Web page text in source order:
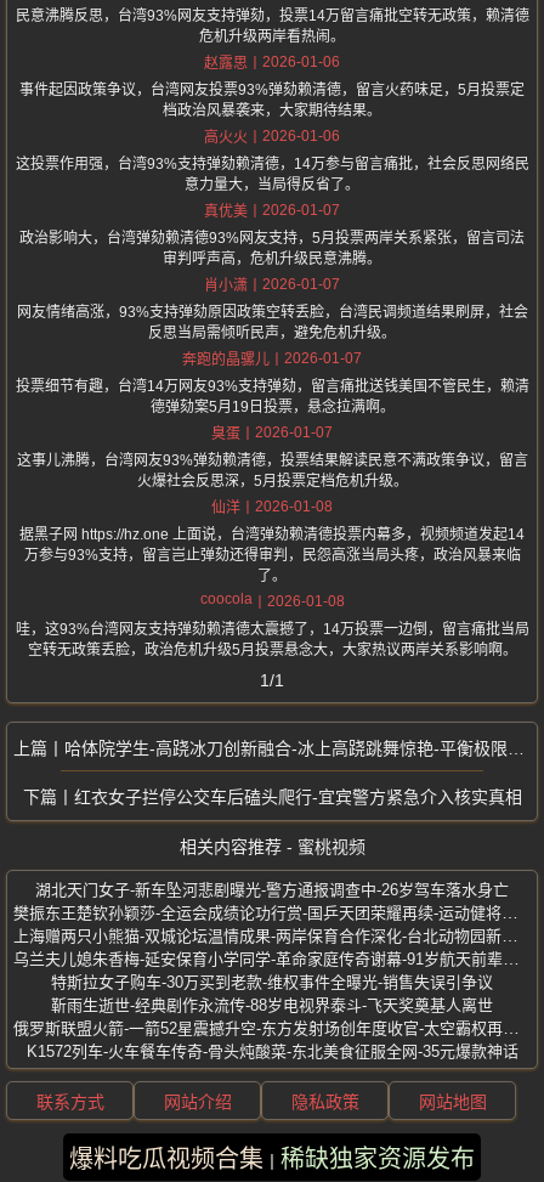
民意沸腾反思，台湾93%网友支持弹劾，投票14万留言痛批空转无政策，赖清德
危机升级两岸看热闹。
赵露思
2026-01-06
事件起因政策争议，台湾网友投票93%弹劾赖清德，留言火药味足，5月投票定
档政治风暴袭来，大家期待结果。
高火火
2026-01-06
这投票作用强，台湾93%支持弹劾赖清德，14万参与留言痛批，社会反思网络民
意力量大，当局得反省了。
真优美
2026-01-07
政治影响大，台湾弹劾赖清德93%网友支持，5月投票两岸关系紧张，留言司法
审判呼声高，危机升级民意沸腾。
肖小潇
2026-01-07
网友情绪高涨，93%支持弹劾原因政策空转丢脸，台湾民调频道结果刷屏，社会
反思当局需倾听民声，避免危机升级。
奔跑的晶骡儿
2026-01-07
投票细节有趣，台湾14万网友93%支持弹劾，留言痛批送钱美国不管民生，赖清
德弹劾案5月19日投票，悬念拉满啊。
臭蛋
2026-01-07
这事儿沸腾，台湾网友93%弹劾赖清德，投票结果解读民意不满政策争议，留言
火爆社会反思深，5月投票定档危机升级。
仙洋
2026-01-08
据黑子网 https://hz.one 上面说，台湾弹劾赖清德投票内幕多，视频频道发起14
万参与93%支持，留言岂止弹劾还得审判，民怨高涨当局头疼，政治风暴来临
了。
coocola
2026-01-08
哇，这93%台湾网友支持弹劾赖清德太震撼了，14万投票一边倒，留言痛批当局
空转无政策丢脸，政治危机升级5月投票悬念大，大家热议两岸关系影响啊。
1/1
哈体院学生-高跷冰刀创新融合-冰上高跷跳舞惊艳-平衡极限挑战
红衣女子拦停公交车后磕头爬行-宜宾警方紧急介入核实真相
相关内容推荐 - 蜜桃视频
湖北天门女子-新车坠河悲剧曝光-警方通报调查中-26岁驾车落水身亡
特斯拉女子购车-30万买到老款-维权事件全曝光-销售失误引争议
靳雨生逝世-经典剧作永流传-88岁电视界泰斗-飞天奖奠基人离世
K1572列车-火车餐车传奇-骨头炖酸菜-东北美食征服全网-35元爆款神话
爆料吃瓜视频合集 稀缺独家资源发布
联系方式 网站介绍 隐私政策 网站地图
版权所有 ©2025 蜜桃视频 保留所有权利